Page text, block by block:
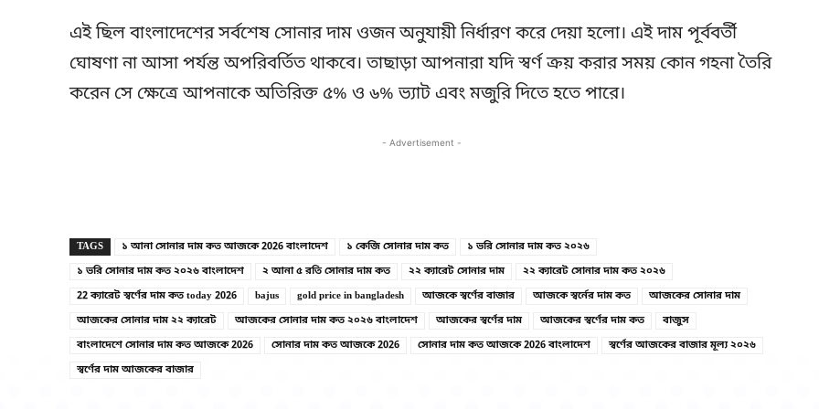
এই ছিল বাংলাদেশের সর্বশেষ সোনার দাম ওজন অনুযায়ী নির্ধারণ করে দেয়া হলো। এই দাম পূর্ববর্তী
ঘোষণা না আসা পর্যন্ত অপরিবর্তিত থাকবে। তাছাড়া আপনারা যদি স্বর্ণ ক্রয় করার সময় কোন গহনা তৈরি
করেন সে ক্ষেত্রে আপনাকে অতিরিক্ত ৫% ও ৬% ভ্যাট এবং মজুরি দিতে হতে পারে।
- Advertisement -
TAGS ১ আনা সোনার দাম কত আজকে 2026 বাংলাদেশ ১ কেজি সোনার দাম কত
১ ভরি সোনার দাম কত ২০২৬
১ ভরি সোনার দাম কত ২০২৬ বাংলাদেশ
২ আনা ৫ রতি সোনার দাম কত ২২ ক্যারেট সোনার দাম
২২ ক্যারেট সোনার দাম কত ২০২৬
22 ক্যারেট স্বর্ণের দাম কত today 2026
bajus gold price in bangladesh আজকে স্বর্ণের বাজার আজকে স্বর্নের দাম কত
আজকের সোনার দাম
আজকের সোনার দাম ২২ ক্যারেট
আজকের সোনার দাম কত ২০২৬ বাংলাদেশ আজকের স্বর্ণের দাম আজকের স্বর্ণের দাম কত
বাজুস
বাংলাদেশে সোনার দাম কত আজকে 2026
সোনার দাম কত আজকে 2026 সোনার দাম কত আজকে 2026 বাংলাদেশ
স্বর্ণের আজকের বাজার মূল্য ২০২৬
স্বর্ণের দাম আজকের বাজার